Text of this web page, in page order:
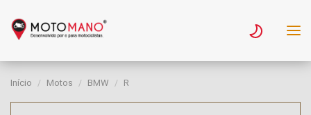
Início Motos BMW R